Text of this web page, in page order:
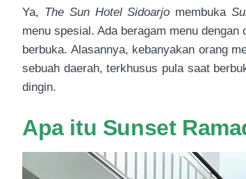
Ya, The Sun Hotel Sidoarjo membuka
menu spesial. Ada beragam menu
berbuka. Alasannya, kebanyakan orang
sebuah daerah, terkhusus pula saat
dingin.
Apa itu Sunset